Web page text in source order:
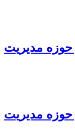
مدیریت
مدیریت